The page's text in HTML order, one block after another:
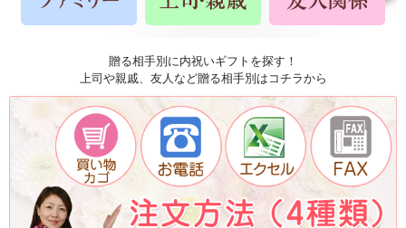
贈る相手別に内祝いギフトを探す！
上司や親戚、友人など贈る相手別はコチラから